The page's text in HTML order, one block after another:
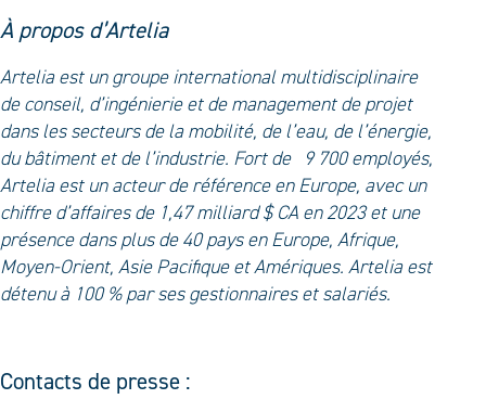
À propos d’Artelia
Artelia est un groupe international multidisciplinaire
de conseil, d’ingénierie et de management de projet
dans les secteurs de la mobilité, de l’eau, de l’énergie,
du bâtiment et de l’industrie. Fort de 9 700 employés,
Artelia est un acteur de référence en Europe, avec un
chiffre d’affaires de 1,47 milliard $ CA en 2023 et une
présence dans plus de 40 pays en Europe, Afrique,
Moyen-Orient, Asie Pacifique et Amériques. Artelia est
détenu à 100 % par ses gestionnaires et salariés.
Contacts de presse :